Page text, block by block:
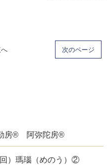
次のページ
房® 阿弥陀房®
）瑪瑙（めのう）②